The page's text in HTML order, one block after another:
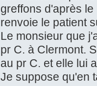
greffons d'après
renvoie le patient
Le monsieur que
pr C. à Clermont.
au pr C. et elle lui
Je suppose qu'en